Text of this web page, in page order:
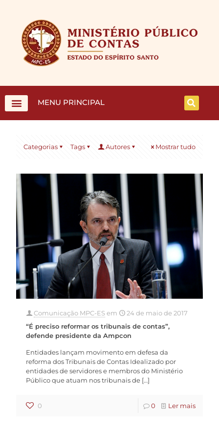
MENU PRINCIPAL
Categorias Tags Autores Mostrar tudo
Comunicação MPC-ESem
24 de maio de 2017
“É preciso reformar os tribunais de contas”,
defende presidente da Ampcon
Entidades lançam movimento em defesa da
reforma dos Tribunais de Contas Idealizado por
entidades de servidores e membros do Ministério
Público que atuam nos tribunais de […]
0 0 Ler mais